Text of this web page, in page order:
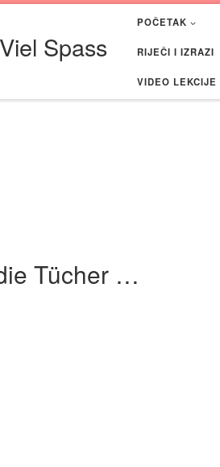
Spass
POČETAK
RIJEČI I IZRAZI
VIDEO LEKCIJE
Tücher …